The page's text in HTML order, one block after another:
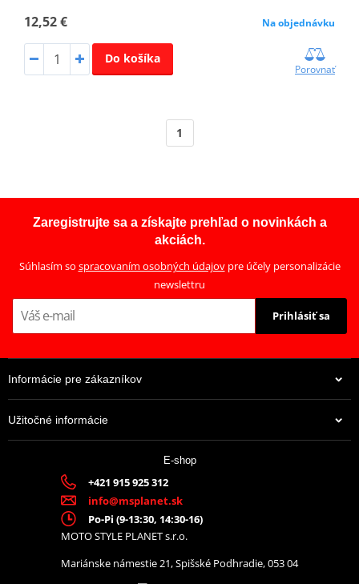
12,52 € Na objednávku
Do košíka
Porovnať
1
Zaregistrujte sa a získajte prehľad o novinkách a
akciách.
Súhlasím so spracovaním osobných údajovpre účely personalizácie
newslettru
Prihlásiť sa
Informácie pre zákazníkov
Užitočné informácie
E-shop
+421 915 925 312
info@msplanet.sk
Po-Pi (9-13:30, 14:30-16)
MOTO STYLE PLANET s.r.o.
Mariánske námestie 21, Spišské Podhradie, 053 04